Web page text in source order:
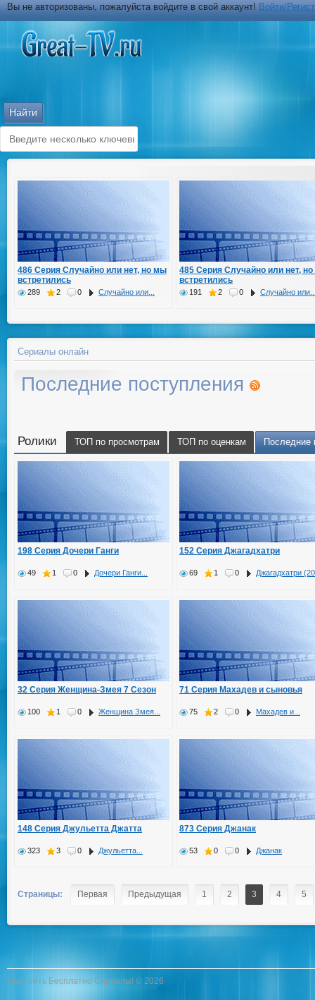
Вы не авторизованы, пожалуйста войдите в свой аккаунт!Войти/
486 Серия Случайно или нет, но мы
встретились
289 2 0 Случайно или...
485 Серия Случайно или нет,
встретились
191 2 0 Случайно
Сериалы онлайн
Последние поступления
Ролики ТОП по просмотрам ТОП по оценкам Последние
198 Серия Дочери Ганги
49 1 0 Дочери Ганги...
152 Серия Джагадхатри
69 1 0 Джагадхатри
32 Серия Женщина-Змея 7 Сезон
100 1 0 Женщина Змея...
71 Серия Махадев и сыновья
75 2 0 Махадев и...
148 Серия Джульетта Джатта
323 3 0 Джульетта...
873 Серия Джанак
53 0 0 Джанак
Страницы: Первая Предыдущая 1 2 3 4 5
Смотреть Бесплатно Сериалы! © 2026